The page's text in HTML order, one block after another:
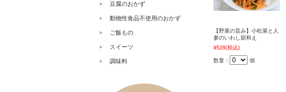
【野菜の旨み】小松菜と人
参のいわし節和え
¥528(税込)
数量： 個
豆腐のおかず
動物性食品不使用のおかず
ご飯もの
スイーツ
調味料